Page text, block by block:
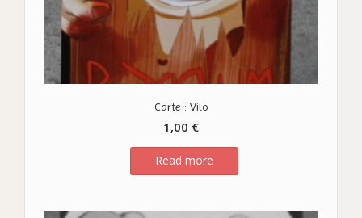
Carte : Vilo
1,00 €
Read more